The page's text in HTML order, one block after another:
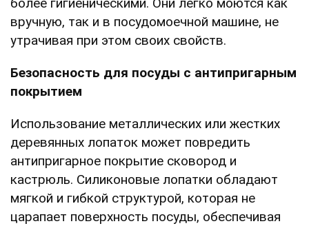
вручную, так и в посудомоечной машине, не
утрачивая при этом своих свойств.
Безопасность для посуды с антипригарным
покрытием
Использование металлических или жестких
деревянных лопаток может повредить
антипригарное покрытие сковород и
кастрюль. Силиконовые лопатки обладают
мягкой и гибкой структурой, которая не
царапает поверхность посуды, обеспечивая